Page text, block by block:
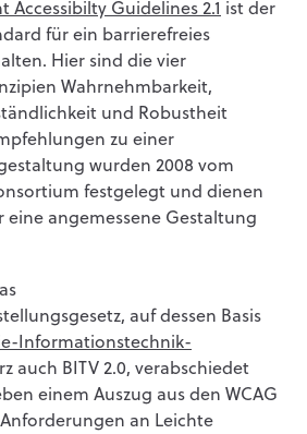
Accessibilty Guidelines 2.1 ist der
für ein barrierefreies
Hier sind die vier
Wahrnehmbarkeit,
und Robustheit
zu einer
wurden 2008 vom
festgelegt und dienen
eine angemessene Gestaltung
auf dessen Basis
Informationstechnik-
auch BITV 2.0, verabschiedet
einem Auszug aus den WCAG
an Leichte